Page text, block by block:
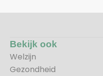
Bekijk ook
Welzijn
Gezondheid